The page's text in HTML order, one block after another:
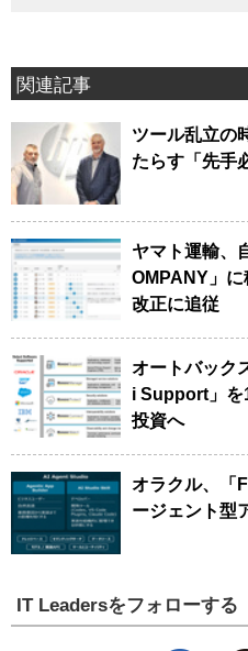
関連記事
ツール乱立の
たらす「先手
ヤマト運輸、
OMPANY」
改正に追従
オートバック
i Support」を
投資へ
オラクル、「
ージェント型
IT Leadersをフォローする